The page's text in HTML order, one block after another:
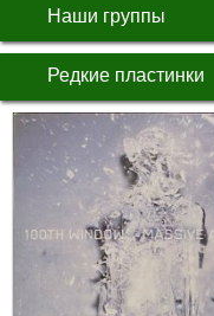
Наши группы
Редкие пластинки